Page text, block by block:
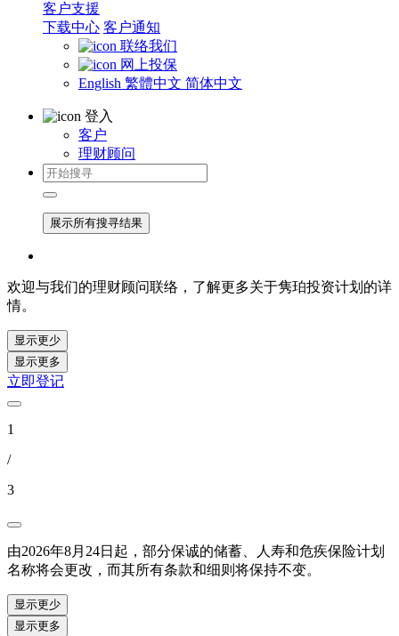
客户支援
下载中心 客户通知
联络我们
网上投保
English 繁體中文 简体中文
登入
客户
理财顾问
展示所有搜寻结果
欢迎与我们的理财顾问联络，了解更多关于隽珀投资计划的详
情。
显示更少
显示更多
立即登记
1
/
3
由2026年8月24日起，部分保诚的储蓄、人寿和危疾保险计划
名称将会更改，而其所有条款和细则将保持不变。
显示更少
显示更多